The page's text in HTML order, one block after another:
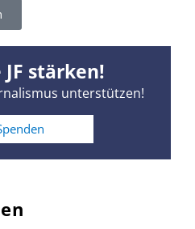
stärken!
unterstützen!